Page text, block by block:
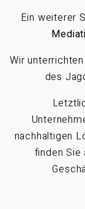
Ein weiterer
Wir
des
nachhaltigen
finden Sie